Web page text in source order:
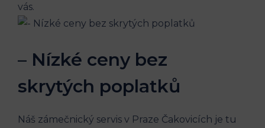
vás.
– Nízké ceny bez
skrytých poplatků
Náš zámečnický servis v Praze Čakovicích je tu